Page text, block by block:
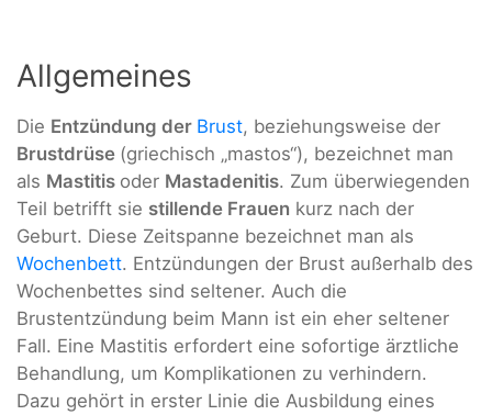
Allgemeines
Die Entzündung der Brust, beziehungsweise der
Brustdrüse (griechisch „mastos“), bezeichnet man
als Mastitis oder Mastadenitis. Zum überwiegenden
Teil betrifft sie stillende Frauen kurz nach der
Geburt. Diese Zeitspanne bezeichnet man als
Wochenbett. Entzündungen der Brust außerhalb des
Wochenbettes sind seltener. Auch die
Brustentzündung beim Mann ist ein eher seltener
Fall. Eine Mastitis erfordert eine sofortige ärztliche
Behandlung, um Komplikationen zu verhindern.
Dazu gehört in erster Linie die Ausbildung eines